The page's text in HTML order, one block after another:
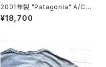
2001年製 "Patagonia" A/C s
hirt
¥18,700